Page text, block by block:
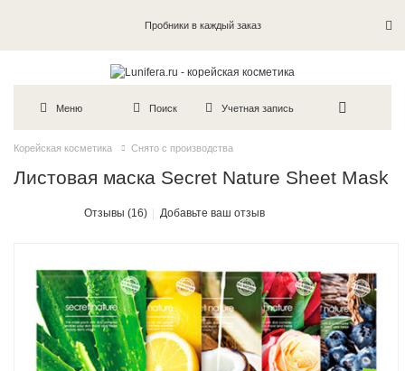
Пробники в каждый заказ
Меню Поиск Учетная запись
Корейская косметика Снято с производства
Листовая маска Secret Nature Sheet Mask
Отзывы (16) Добавьте ваш отзыв